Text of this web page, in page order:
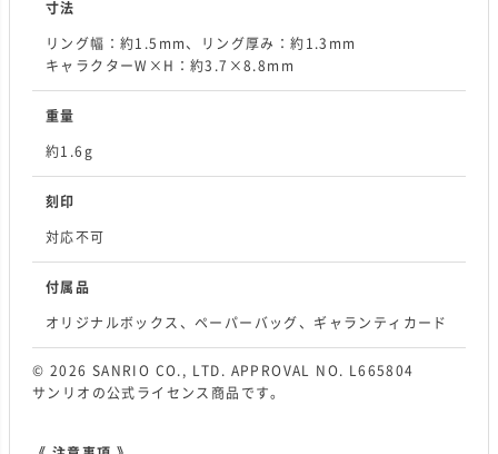
寸法
リング幅：約1.5mm、リング厚み：約1.3mm
キャラクターW×H：約3.7×8.8mm
重量
約1.6g
刻印
対応不可
付属品
オリジナルボックス、ペーパーバッグ、ギャランティカード
© 2026 SANRIO CO., LTD. APPROVAL NO. L665804
サンリオの公式ライセンス商品です。